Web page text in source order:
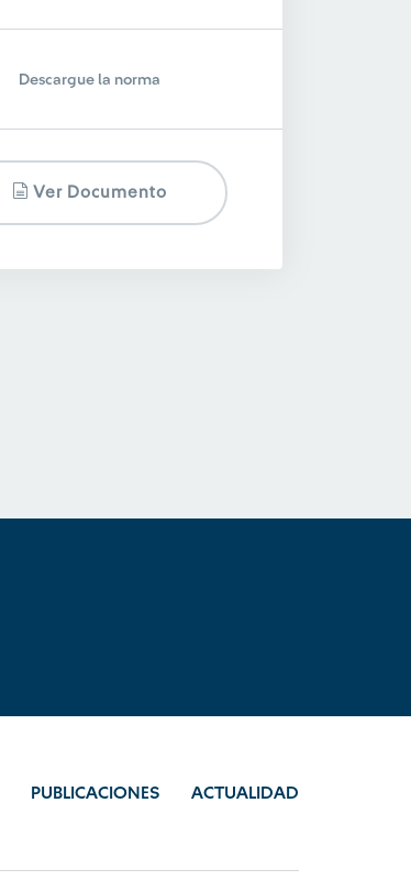
Descargue la norma
Ver Documento
PUBLICACIONES ACTUALIDAD